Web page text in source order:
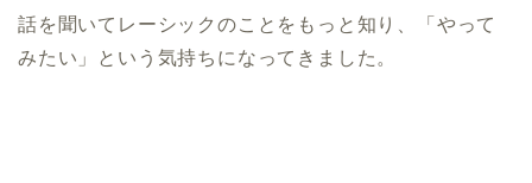
話を聞いてレーシックのことをもっと知り、「やって
みたい」という気持ちになってきました。